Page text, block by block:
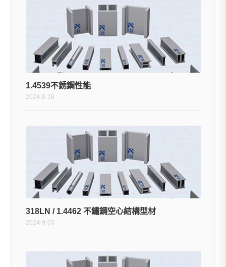
1.4539不銹鋼性能
2024-8-16
318LN / 1.4462 不鏽鋼空心結構型材
2024-9-03